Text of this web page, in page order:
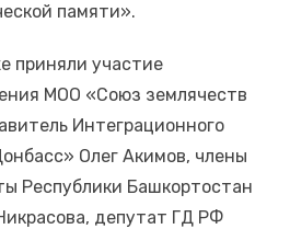
и скорби. Самая трагическая
проводит совещание о
развитии воссоединенных
памяти».
приняли участие
МОО «Союз землячеств
Интеграционного
Олег Акимов, члены
Республики Башкортостан
депутат ГД РФ